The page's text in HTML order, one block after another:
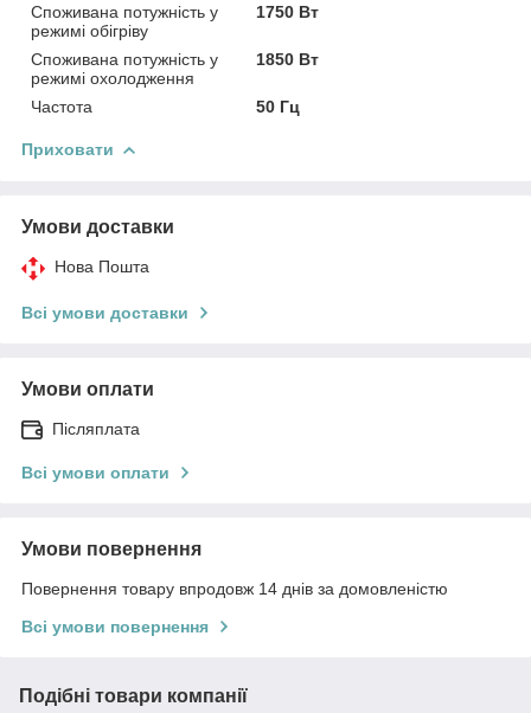
Споживана потужність у
режимі обігріву
1750 Вт
Споживана потужність у
режимі охолодження
1850 Вт
Частота 50 Гц
Приховати
Умови доставки
Нова Пошта
Всі умови доставки
Умови оплати
Післяплата
Всі умови оплати
Умови повернення
Повернення товару впродовж 14 днів за домовленістю
Всі умови повернення
Подібні товари компанії